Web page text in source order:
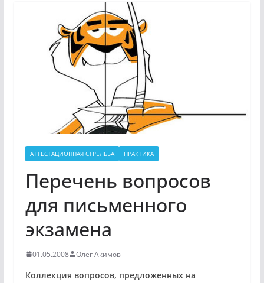
АТТЕСТАЦИОННАЯ СТРЕЛЬБА ПРАКТИКА
Перечень вопросов
для письменного
экзамена
01.05.2008 Олег Акимов
Коллекция вопросов, предложенных на